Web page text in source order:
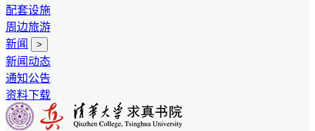
配套设施
周边旅游
新闻
>
新闻动态
通知公告
资料下载